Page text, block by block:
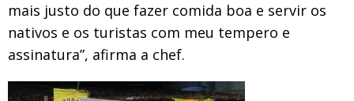
mais justo do que fazer comida boa e servir os
nativos e os turistas com meu tempero e
assinatura”, afirma a chef.